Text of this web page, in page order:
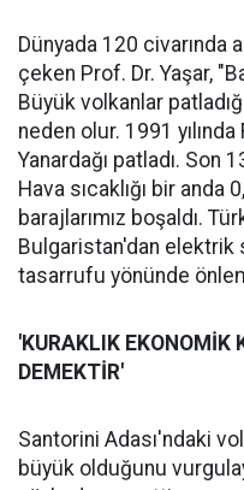
Dünyada 120
çeken Prof. Dr. Yaşar,
Büyük volkanlar
neden olur. 1991
Yanardağı patladı. Son
Hava sıcaklığı bir
barajlarımız boşaldı.
Bulgaristan'dan elektrik
tasarrufu yönünde
'KURAKLIK EKONOMİK
DEMEKTİR'
Santorini Adası'ndaki
büyük olduğunu